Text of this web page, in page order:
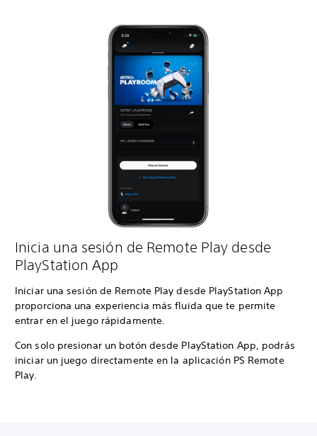
Inicia una sesión de Remote Play desde
PlayStation App
Iniciar una sesión de Remote Play desde PlayStation App
proporciona una experiencia más fluida que te permite
entrar en el juego rápidamente.
Con solo presionar un botón desde PlayStation App, podrás
iniciar un juego directamente en la aplicación PS Remote
Play.